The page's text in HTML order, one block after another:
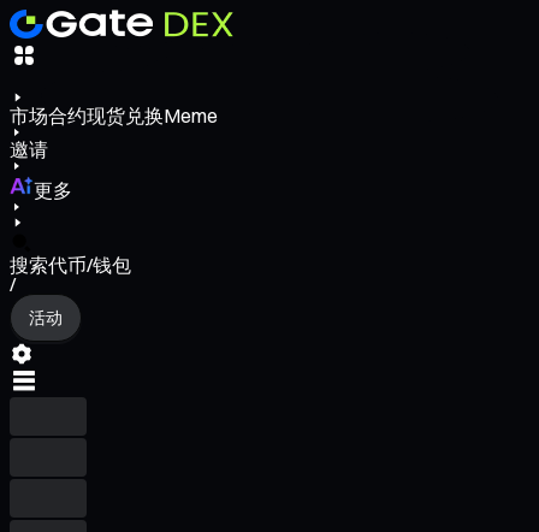
市场合约现货兑换Meme
邀请
更多
搜索代币/钱包
/
活动